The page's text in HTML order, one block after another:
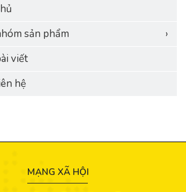
sản phẩm
›
viết
hệ
MẠNG XÃ HỘI